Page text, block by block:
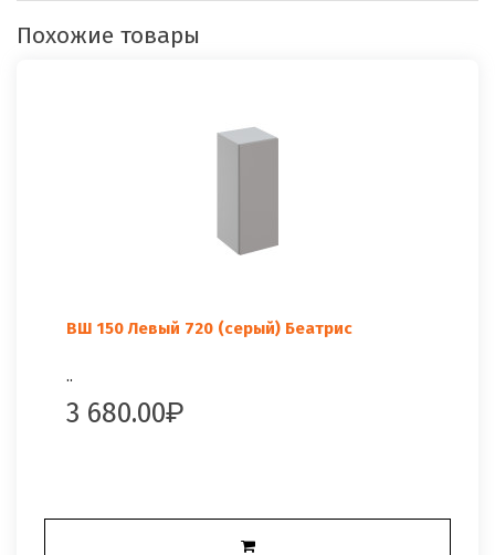
Похожие товары
ВШ 150 Левый 720 (серый) Беатрис
..
3 680.00